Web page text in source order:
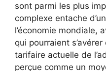
sont parmi les plus
complexe entache
l’économie mondiale,
qui pourraient
tarifaire actuelle de
perçue comme un